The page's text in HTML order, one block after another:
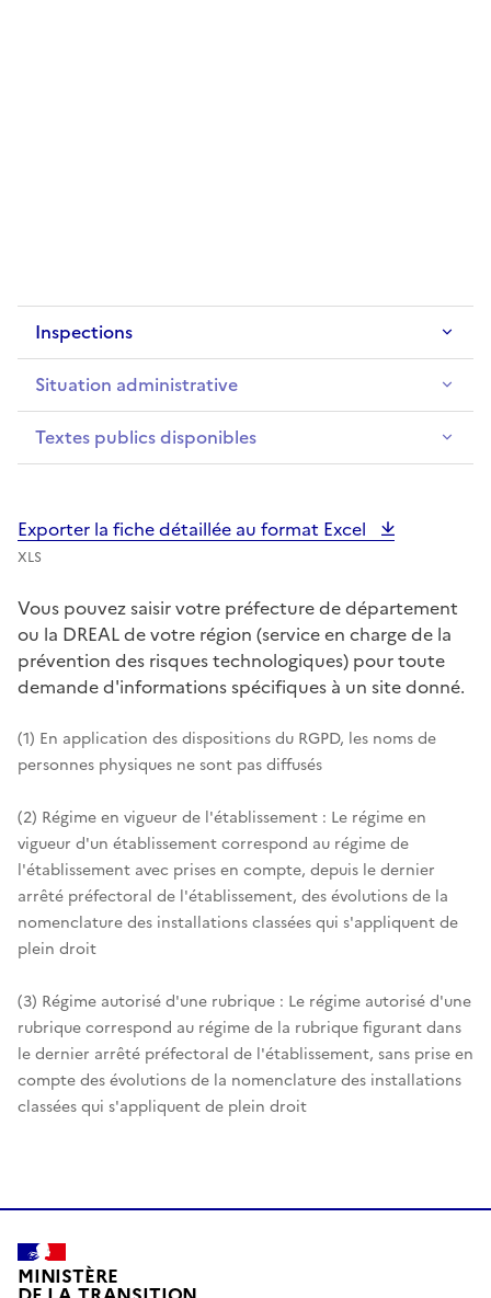
Inspections
Situation administrative
Textes publics disponibles
Exporter la fiche détaillée au format Excel
XLS
Vous pouvez saisir votre préfecture de département
ou la DREAL de votre région (service en charge de la
prévention des risques technologiques) pour toute
demande d'informations spécifiques à un site donné.
(1) En application des dispositions du RGPD, les noms de
personnes physiques ne sont pas diffusés
(2) Régime en vigueur de l'établissement : Le régime en
vigueur d'un établissement correspond au régime de
l'établissement avec prises en compte, depuis le dernier
arrêté préfectoral de l'établissement, des évolutions de la
nomenclature des installations classées qui s'appliquent de
plein droit
(3) Régime autorisé d'une rubrique : Le régime autorisé d'une
rubrique correspond au régime de la rubrique figurant dans
le dernier arrêté préfectoral de l'établissement, sans prise en
compte des évolutions de la nomenclature des installations
classées qui s'appliquent de plein droit
MINISTÈRE